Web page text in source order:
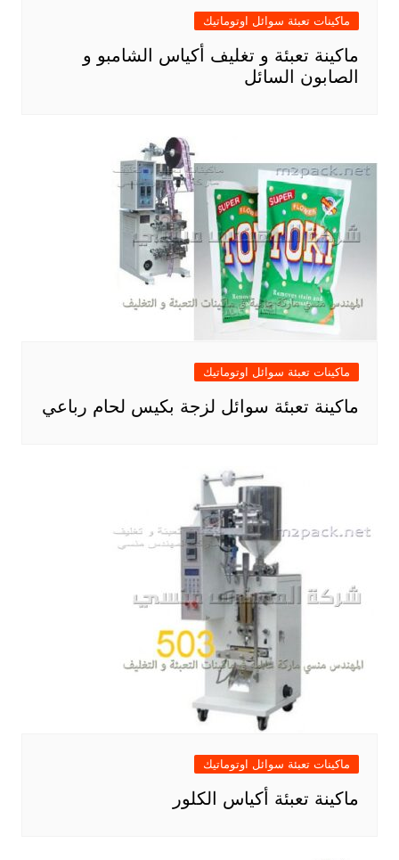
ماكينات تعبئة سوائل اوتوماتيك
ماكينة تعبئة و تغليف أكياس الشامبو و
الصابون السائل
ماكينات تعبئة سوائل اوتوماتيك
ماكينة تعبئة سوائل لزجة بكيس لحام رباعي
ماكينات تعبئة سوائل اوتوماتيك
ماكينة تعبئة أكياس الكلور